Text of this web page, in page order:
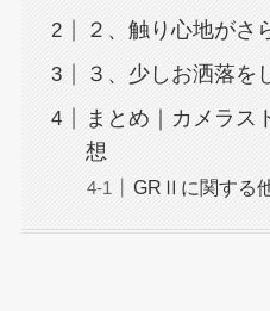
２、触り心地がさ
３、少しお洒落を
まとめ｜カメラス
想
GRⅡに関する